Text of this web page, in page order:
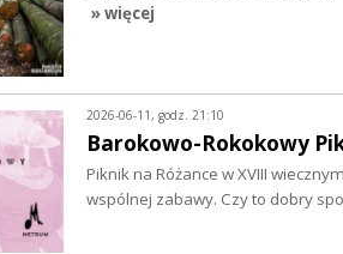
» więcej
2026-06-11, godz. 21:10
Barokowo-Rokokowy
Piknik na Różance w XVIII
wspólnej zabawy. Czy to dobry